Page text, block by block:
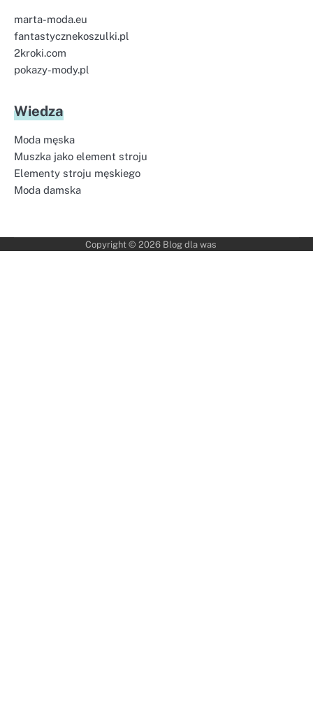
marta-moda.eu
fantastycznekoszulki.pl
2kroki.com
pokazy-mody.pl
Wiedza
Moda męska
Muszka jako element stroju
Elementy stroju męskiego
Moda damska
Copyright © 2026 Blog dla was